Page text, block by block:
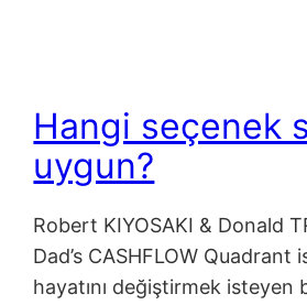
Hangi seçenek
uygun?
Robert KIYOSAKI & Donald
Dad’s CASHFLOW Quadrant
hayatını değiştirmek isteyen